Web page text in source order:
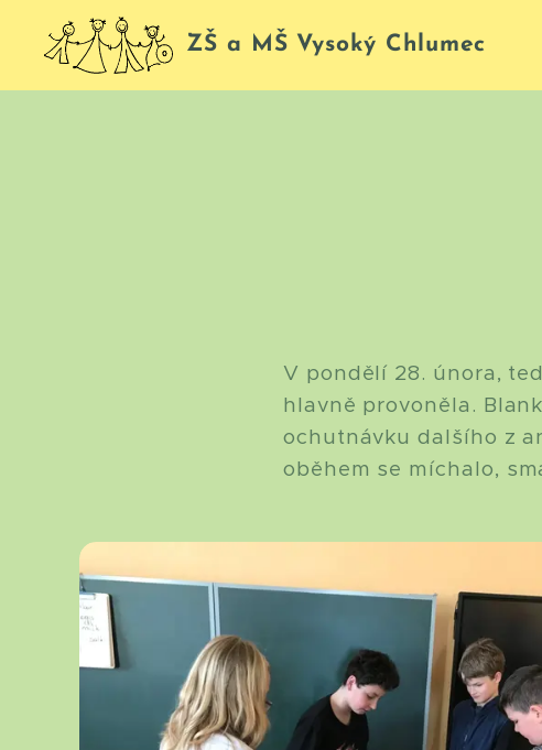
ZŠ a MŠ Vysoký Chlumec
V pondělí 28. února,
hlavně provoněla.
ochutnávku dalšího z
oběhem se míchalo,